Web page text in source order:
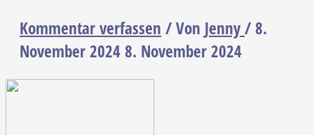
Kommentar verfassen / Von Jenny/8.
November 20248. November 2024